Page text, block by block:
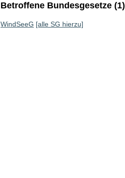
Betroffene Bundesgesetze (1)
WindSeeG [alle SG hierzu]